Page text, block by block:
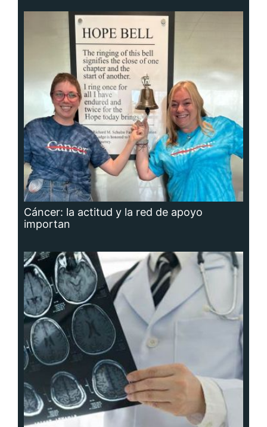
Cáncer: la actitud y la red de apoyo
importan